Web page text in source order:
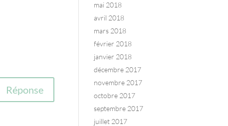
Réponse
mai 2018
avril 2018
mars 2018
février 2018
janvier 2018
décembre 2017
novembre 2017
octobre 2017
septembre 2017
juillet 2017